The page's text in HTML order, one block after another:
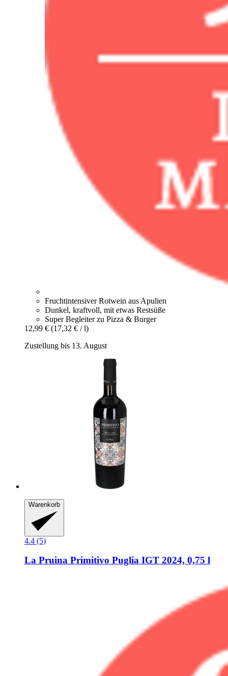
Fruchtintensiver Rotwein aus Apulien
Dunkel, kraftvoll, mit etwas Restsüße
Super Begleiter zu Pizza & Burger
12,99 € (17,32 € / l)
Zustellung bis 13. August
Warenkorb
4.4 (5)
La Pruina Primitivo Puglia IGT 2024, 0,75 l